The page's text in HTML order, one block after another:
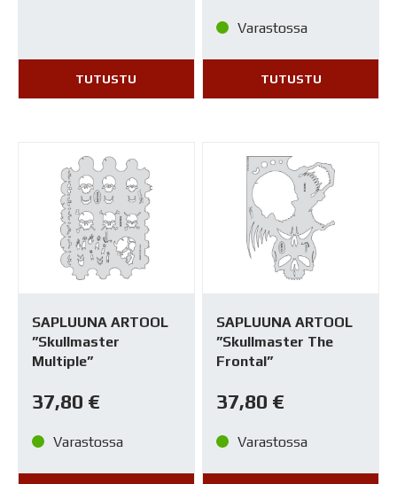
TUTUSTU
Varastossa
TUTUSTU
SAPLUUNA ARTOOL
”Skullmaster
Multiple”
37,80 €
Varastossa
SAPLUUNA ARTOOL
”Skullmaster The
Frontal”
37,80 €
Varastossa